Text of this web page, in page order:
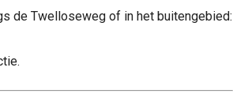
de Twelloseweg of in het buitengebied: